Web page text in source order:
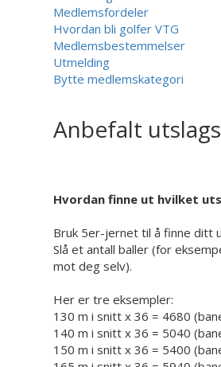
Medlemsfordeler
Hvordan bli golfer VTG
Medlemsbestemmelser
Utmelding
Bytte medlemskategori
Anbefalt
Hvordan finne ut hvilket
Bruk 5er-jernet til å finne ditt
Slå et antall baller (for
mot deg selv).
Her er tre eksempler:
130 m i snitt x 36 = 4680
140 m i snitt x 36 = 5040
150 m i snitt x 36 = 5400